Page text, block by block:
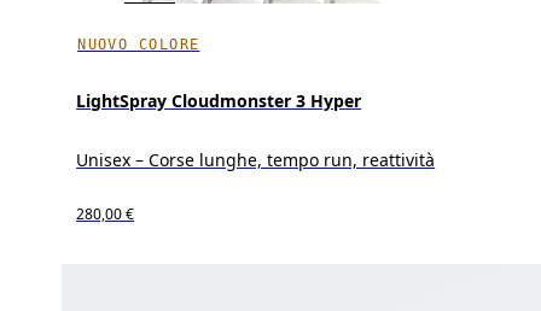
NUOVO COLORE
LightSpray Cloudmonster 3 Hyper
Unisex – Corse lunghe, tempo run, reattività
280,00 €